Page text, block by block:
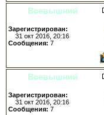
Всевышний
Зарегистрирован:
31 окт 2016, 20:16
Сообщения: 7
Всевышний
Зарегистрирован:
31 окт 2016, 20:16
Сообщения: 7